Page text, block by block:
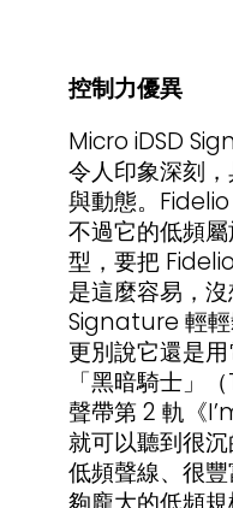
控制力優異
Micro iDSD
令人印象深刻
與動態。Fidelio
不過它的低頻
型，要把
是這麼容易，
Signature 輕輕
更別說它還是
「黑暗騎士」
聲帶第 2 軌《
就可以聽到很
低頻聲線、很